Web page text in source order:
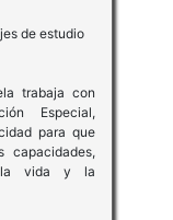
de estudio
trabaja con
Especial,
para que
capacidades,
la vida y la